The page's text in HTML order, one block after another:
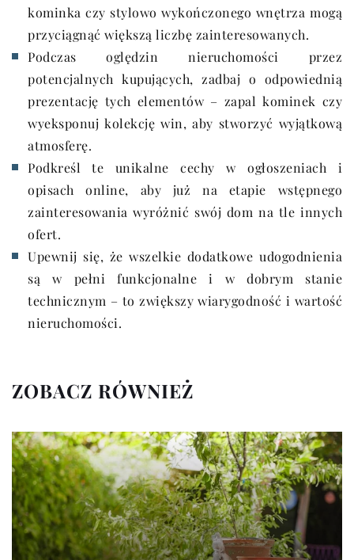
kominka czy stylowo wykończonego wnętrza mogą
przyciągnąć większą liczbę zainteresowanych.
Podczas oględzin nieruchomości przez
potencjalnych kupujących, zadbaj o odpowiednią
prezentację tych elementów – zapal kominek czy
wyeksponuj kolekcję win, aby stworzyć wyjątkową
atmosferę.
Podkreśl te unikalne cechy w ogłoszeniach i
opisach online, aby już na etapie wstępnego
zainteresowania wyróżnić swój dom na tle innych
ofert.
Upewnij się, że wszelkie dodatkowe udogodnienia
są w pełni funkcjonalne i w dobrym stanie
technicznym – to zwiększy wiarygodność i wartość
nieruchomości.
ZOBACZ RÓWNIEŻ